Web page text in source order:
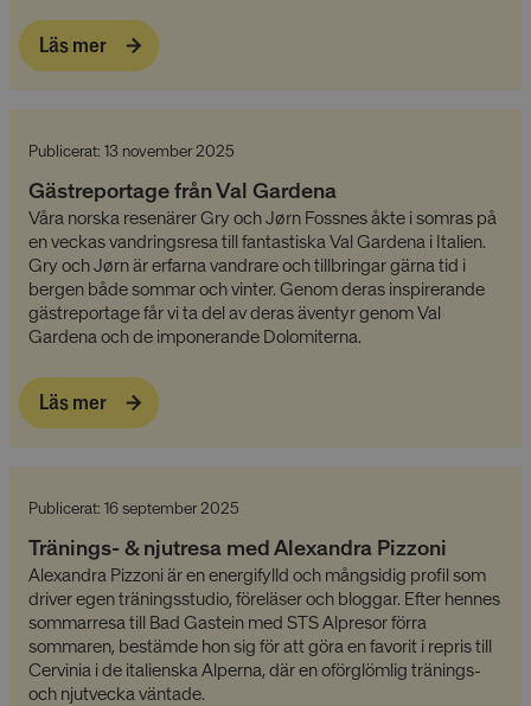
Läs mer
Publicerat: 13 november 2025
Gästreportage från Val Gardena
Våra norska resenärer Gry och Jørn Fossnes åkte i somras på
en veckas vandringsresa till fantastiska Val Gardena i Italien.
Gry och Jørn är erfarna vandrare och tillbringar gärna tid i
bergen både sommar och vinter. Genom deras inspirerande
gästreportage får vi ta del av deras äventyr genom Val
Gardena och de imponerande Dolomiterna.
Läs mer
Publicerat: 16 september 2025
Tränings- & njutresa med Alexandra Pizzoni
Alexandra Pizzoni är en energifylld och mångsidig profil som
driver egen träningsstudio, föreläser och bloggar. Efter hennes
sommarresa till Bad Gastein med STS Alpresor förra
sommaren, bestämde hon sig för att göra en favorit i repris till
Cervinia i de italienska Alperna, där en oförglömlig tränings-
och njutvecka väntade.